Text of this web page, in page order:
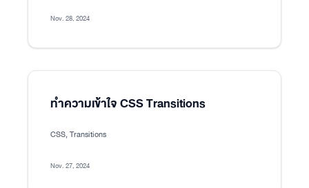
Nov. 28, 2024
ทำความเข้าใจ CSS Transitions
CSS, Transitions
Nov. 27, 2024